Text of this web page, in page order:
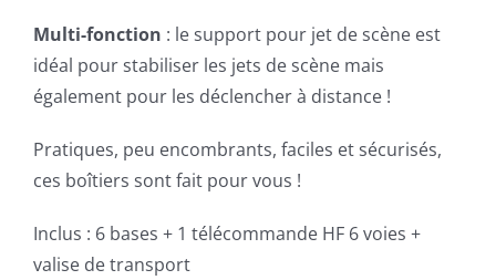
Multi-fonction : le support pour jet de scène est
idéal pour stabiliser les jets de scène mais
également pour les déclencher à distance !
Pratiques, peu encombrants, faciles et sécurisés,
ces boîtiers sont fait pour vous !
Inclus : 6 bases + 1 télécommande HF 6 voies +
valise de transport